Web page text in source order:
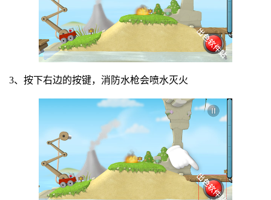
3、按下右边的按键，消防水枪会喷水灭火